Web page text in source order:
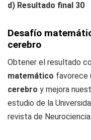
d) Resultado final 30
Desafío
cerebro
Obtener el resultado
matemático favorece
cerebro y mejora
estudio de la
revista de Neurociencia.